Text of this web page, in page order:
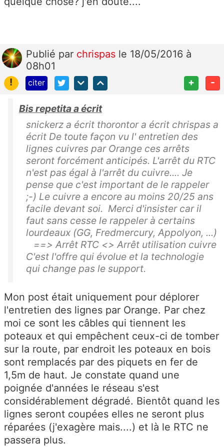
Publié par chrispas le 18/05/2016 à
08h01
!
citer + -
Bis repetita a écrit
snickerz a écrit thorontor a écrit chrispas a
écrit De toute façon vu l' entretien des
lignes cuivres par Orange ces arrêts
seront forcément anticipés. L'arrêt du RTC
n'est pas égal à l'arrêt du cuivre.... Je
pense que c'est important de le rappeler
;-) Le cuivre a encore au moins 20/25 ans
facile devant soi. Merci d'insister car il
faut sans cesse le rappeler à certains
lourdeaux (GG, Fredmercury, Appolyon, ...)
==> Arrêt RTC <> Arrêt utilisation cuivre
C'est l'offre qui évolue et la technologie
qui change pas le support.
Mon post était uniquement pour déplorer
l'entretien des lignes par Orange. Par chez
moi ce sont les câbles qui tiennent les
poteaux et qui empêchent ceux-ci de tomber
sur la route, par endroit les poteaux en bois
sont remplacés par des piquets en fer de
1,5m de haut. Je constate quand une
poignée d'années le réseau s'est
considérablement dégradé. Bientôt quand les
lignes seront coupées elles ne seront plus
réparées (j'exagère mais....) et là le RTC ne
passera plus.